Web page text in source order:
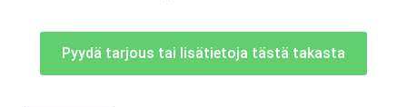
Pyydä tarjous tai lisätietoja tästä takasta